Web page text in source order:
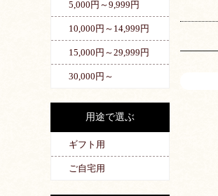
5,000円～9,999円
10,000円～14,999円
15,000円～29,999円
30,000円～
用途で選ぶ
ギフト用
ご自宅用